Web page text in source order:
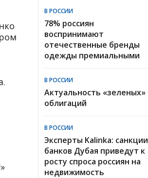
В РОССИИ
78% россиян
воспринимают
отечественные бренды
одежды премиальными
В РОССИИ
Актуальность «зеленых»
облигаций
В РОССИИ
Эксперты Kalinka: санкции
банков Дубая приведут к
росту спроса россиян на
недвижимость